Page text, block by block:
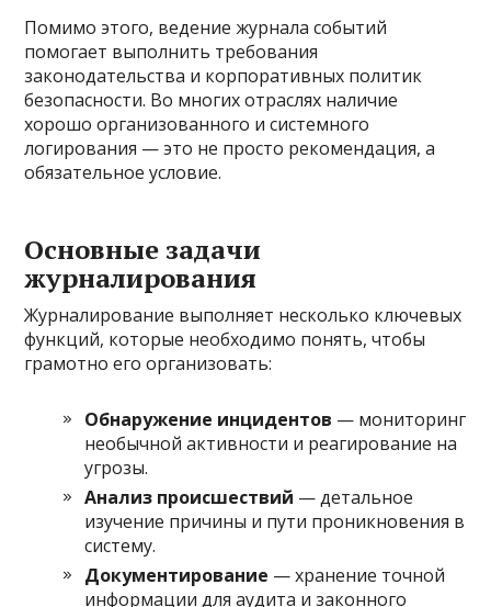
Помимо этого, ведение журнала событий
помогает выполнить требования
законодательства и корпоративных политик
безопасности. Во многих отраслях наличие
хорошо организованного и системного
логирования — это не просто рекомендация, а
обязательное условие.
Основные задачи
журналирования
Журналирование выполняет несколько ключевых
функций, которые необходимо понять, чтобы
грамотно его организовать:
Обнаружение инцидентов — мониторинг
необычной активности и реагирование на
угрозы.
Анализ происшествий — детальное
изучение причины и пути проникновения в
систему.
Документирование — хранение точной
информации для аудита и законного